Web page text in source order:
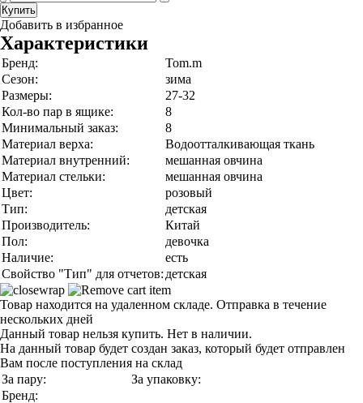
Купить
Добавить в избранное
Характеристики
Бренд:
Tom.m
Сезон:
зима
Размеры:
27-32
Кол-во пар в ящике:
8
Минимальный заказ:
8
Материал верха:
Водоотталкивающая ткань
Материал внутренний:
мешанная овчина
Материал стельки:
мешанная овчина
Цвет:
розовый
Тип:
детская
Производитель:
Китай
Пол:
девочка
Наличие:
есть
Свойство "Тип" для отчетов: детская
Товар находится на удаленном складе. Отправка в течение
нескольких дней
Данный товар нельзя купить. Нет в наличии.
На данный товар будет создан заказ, который будет отправлен
Вам после поступления на склад
За пару:
За упаковку:
Бренд: